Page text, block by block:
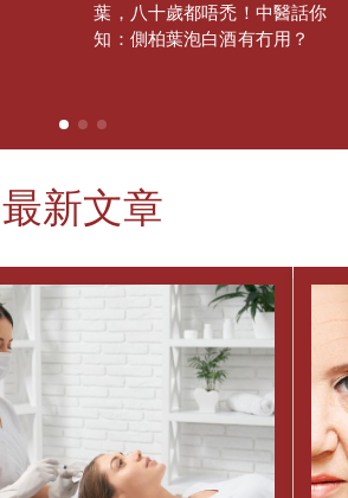
葉，八十歲都唔禿！中醫話你
知：側柏葉泡白酒有冇用？
最新文章